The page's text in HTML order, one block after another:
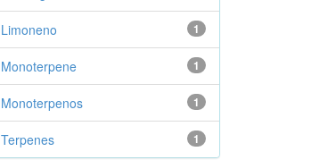
1
Limoneno
1
Monoterpene
1
Monoterpenos
1
Terpenes